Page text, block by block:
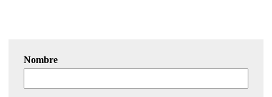
Nombre